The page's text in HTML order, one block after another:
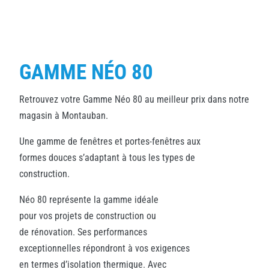
GAMME NÉO 80
Retrouvez votre Gamme Néo 80 au meilleur prix dans notre
magasin à Montauban.
Une gamme de fenêtres et portes-fenêtres aux
formes douces s’adaptant à tous les types de
construction.
Néo 80 représente la gamme idéale
pour vos projets de construction ou
de rénovation. Ses performances
exceptionnelles répondront à vos exigences
en termes d’isolation thermique. Avec